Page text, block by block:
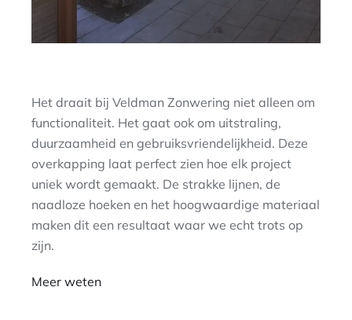
Het draait bij Veldman Zonwering niet alleen om
functionaliteit. Het gaat ook om uitstraling,
duurzaamheid en gebruiksvriendelijkheid. Deze
overkapping laat perfect zien hoe elk project
uniek wordt gemaakt. De strakke lijnen, de
naadloze hoeken en het hoogwaardige materiaal
maken dit een resultaat waar we echt trots op
zijn.
Meer weten